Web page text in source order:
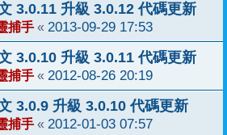
3.0.11 升級 3.0.12 代碼更新
捕手 « 2013-09-29 17:53
3.0.10 升級 3.0.11 代碼更新
捕手 « 2012-08-26 20:19
3.0.9 升級 3.0.10 代碼更新
捕手 « 2012-01-03 07:57